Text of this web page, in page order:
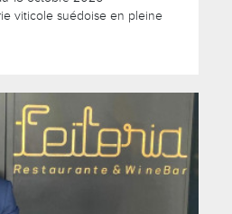
viticole suédoise en pleine